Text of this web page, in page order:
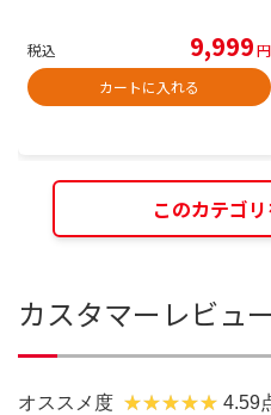
税込 9,999円
カートに入れる
このカテゴ
カスタマーレビュー
オススメ度 4.59